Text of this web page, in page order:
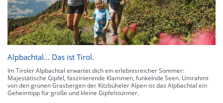
Alpbachtal… Das ist Tirol.
Im Tiroler Alpbachtal erwartet dich ein erlebnisreicher Sommer:
Majestätische Gipfel, faszinierende Klammen, funkelnde Seen. Umrahmt
von den grünen Grasbergen der Kitzbüheler Alpen ist das Alpbachtal ein
Geheimtipp für große und kleine Gipfelstürmer.